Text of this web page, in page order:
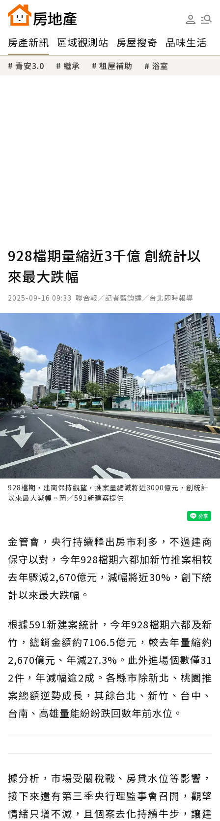
房產新訊 區域觀測站 房屋搜奇 品味生活
青安3.0 繼承 租屋補助 浴室
928檔期量縮近3千億 創統計以
來最大跌幅
2025-09-16 09:33 聯合報／記者藍鈞達／台北即時報導
928檔期，建商保持觀望，推案量縮減將近3000億元，創統計
以來最大減幅。圖／591新建案提供
金管會，央行持續釋出房市利多，不過建商
保守以對，今年928檔期六都加新竹推案相較
去年驟減2,670億元，減幅將近30%，創下統
計以來最大跌幅。
根據591新建案統計，今年928檔期六都及新
竹，總銷金額約7106.5億元，較去年量縮約
2,670億元、年減27.3%。此外進場個數僅31
2件，年減幅逾2成。各縣市除新北、桃園推
案總額逆勢成長，其餘台北、新竹、台中、
台南、高雄量能紛紛跌回數年前水位。
據分析，市場受關稅戰、房貸水位等影響，
接下來還有第三季央行理監事會召開，觀望
情緒只增不減，且個案去化持續牛步，讓建